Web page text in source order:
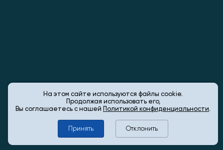
На этом сайте используются файлы cookie.
Продолжая использовать его,
Вы соглашаетесь с нашей Политикой конфиденциальности.
Принять Отклонить